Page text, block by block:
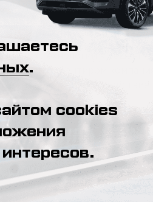
контролируемыми, а в
безопасность.
технологий к решениям,
ориентиром компания
ежедневное взаимодействие